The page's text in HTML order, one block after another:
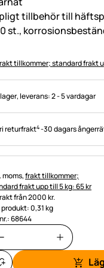
tillbehör till
st.,
tillkommer; standard frakt
, leverans:2 - 5 vardagar
returfrakt4-30 dagars
moms,frakt tillkommer;
frakt upp till 5 kg: 65 kr
från 2000 kr.
0,31 kg
68644